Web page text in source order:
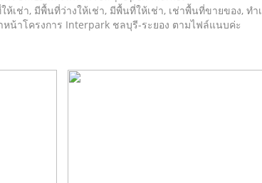
เช่า, มีพื้นที่ว่างให้เช่า, มีพื้นที่ให้เช่า, เช่าพื้นที่ขายของ, ทํ
หน้าโครงการ Interpark ชลบุรี-ระยอง ตามไฟล์แนบค่ะ